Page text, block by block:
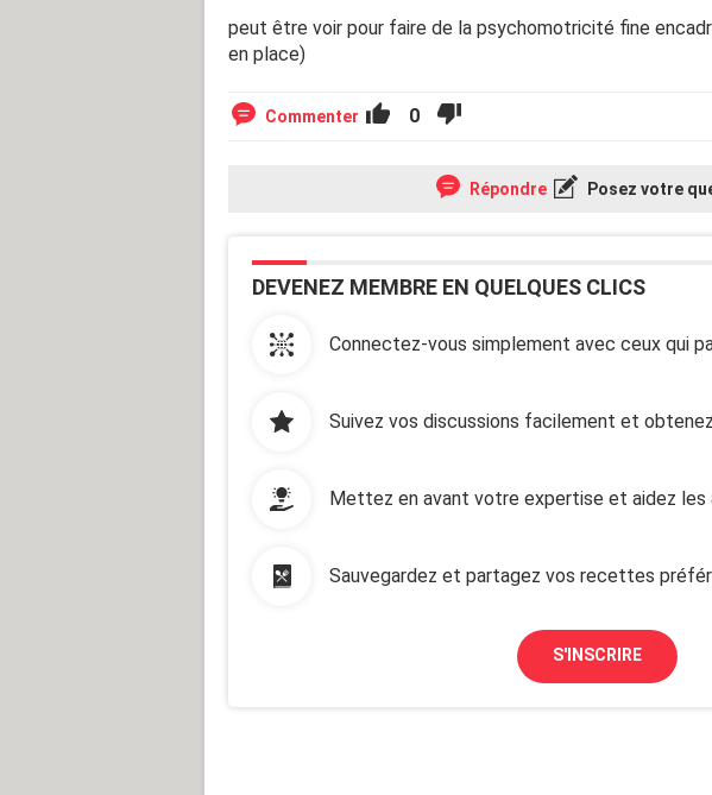
peut être voir pour faire de la psychomotricité fine
en place)
Commenter 0
Répondre Posez votre
DEVENEZ MEMBRE EN QUELQUES CLICS
Connectez-vous simplement avec ceux qui
Suivez vos discussions facilement et
Mettez en avant votre expertise et aidez les
Sauvegardez et partagez vos recettes
S'INSCRIRE